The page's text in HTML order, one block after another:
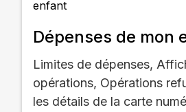
Dépenses de mon
Limites de dépenses,
opérations, Opérations
les détails de la carte